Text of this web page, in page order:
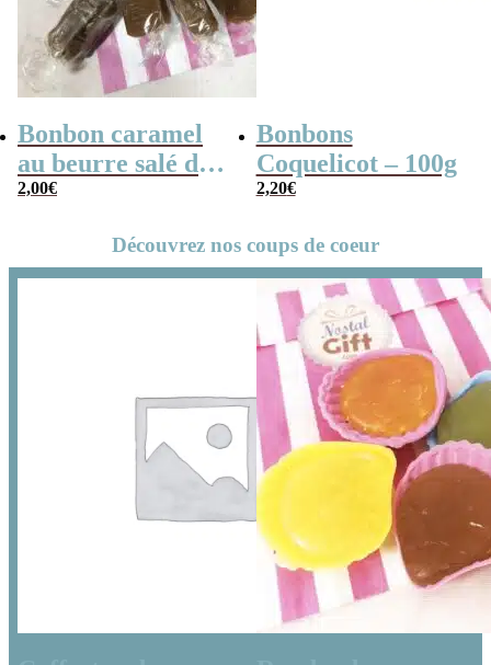
Bonbon caramel
au beurre salé de
guérande x 10
2,00€
Bonbons
Coquelicot – 100g
2,20€
Découvrez nos coups de coeur